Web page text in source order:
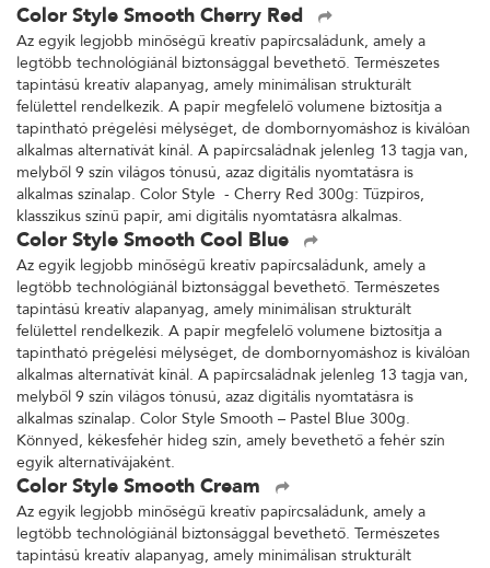
Color Style Smooth Cherry Red
Az egyik legjobb minőségű kreatív papírcsaládunk, amely a
legtöbb technológiánál biztonsággal bevethető. Természetes
tapintású kreatív alapanyag, amely minimálisan strukturált
felülettel rendelkezik. A papír megfelelő volumene biztosítja a
tapintható prégelési mélységet, de dombornyomáshoz is kiválóan
alkalmas alternatívát kínál. A papírcsaládnak jelenleg 13 tagja van,
melyből 9 szín világos tónusú, azaz digitális nyomtatásra is
alkalmas színalap. Color Style - Cherry Red 300g: Tűzpiros,
klasszikus színű papír, ami digitális nyomtatásra alkalmas.
Color Style Smooth Cool Blue
Az egyik legjobb minőségű kreatív papírcsaládunk, amely a
legtöbb technológiánál biztonsággal bevethető. Természetes
tapintású kreatív alapanyag, amely minimálisan strukturált
felülettel rendelkezik. A papír megfelelő volumene biztosítja a
tapintható prégelési mélységet, de dombornyomáshoz is kiválóan
alkalmas alternatívát kínál. A papírcsaládnak jelenleg 13 tagja van,
melyből 9 szín világos tónusú, azaz digitális nyomtatásra is
alkalmas színalap. Color Style Smooth – Pastel Blue 300g.
Könnyed, kékesfehér hideg szín, amely bevethető a fehér szín
egyik alternatívájaként.
Color Style Smooth Cream
Az egyik legjobb minőségű kreatív papírcsaládunk, amely a
legtöbb technológiánál biztonsággal bevethető. Természetes
tapintású kreatív alapanyag, amely minimálisan strukturált